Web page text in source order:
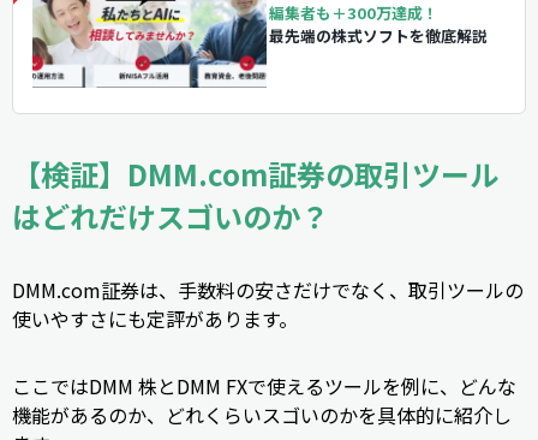
編集者も＋300万達成！
最先端の株式ソフトを徹底解説
【検証】DMM.com証券の取引ツール
はどれだけスゴいのか？
DMM.com証券は、手数料の安さだけでなく、取引ツールの
使いやすさにも定評があります。
ここではDMM 株とDMM FXで使えるツールを例に、どんな
機能があるのか、どれくらいスゴいのかを具体的に紹介し